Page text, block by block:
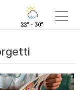
22° - 30°